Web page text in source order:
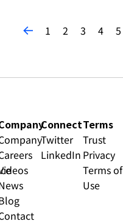
1 2 3 4 5
Connect
Twitter
LinkedIn
Terms
Trust
Privacy
Terms of
Use